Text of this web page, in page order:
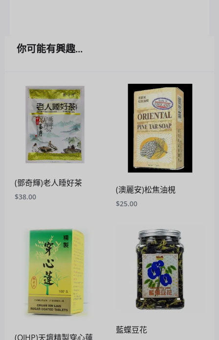
你可能有興趣...
(鄧奇輝)老人睡好茶
$38.00
(澳麗安)松焦油梘
$25.00
(OIHP)天壇精製穿心蓮
藍蝶豆花